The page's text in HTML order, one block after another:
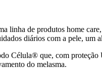
linha de produtos home
diários com a pele, um
Célula® que, com
do melasma.